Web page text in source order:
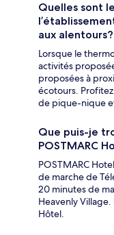
Quelles sont
aux alentours?
Lorsque le
activités
proposées à
écotours.
de pique-nique
Que puis-je
POSTMARC
POSTMARC
de marche de
20 minutes de
Heavenly
Hôtel.